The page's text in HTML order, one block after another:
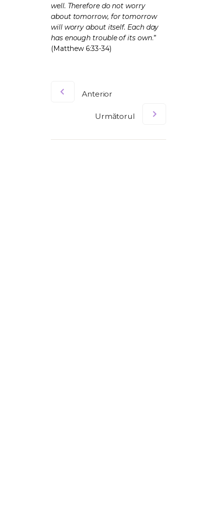
well. Therefore do not worry
about tomorrow, for tomorrow
will worry about itself. Each day
has enough trouble of its own.”
(Matthew 6:33-34)
Anterior
Următorul